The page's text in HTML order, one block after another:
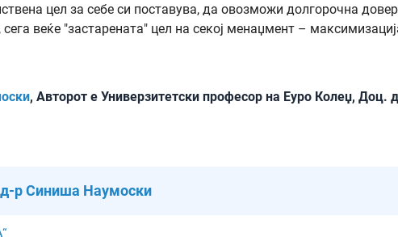
цел за себе си поставува, да овозможи долгорочна
веќе "застарената" цел на секој менаџмент –
, Авторот е Универзитетски професор на Еуро Колеџ,
р Синиша Наумоски